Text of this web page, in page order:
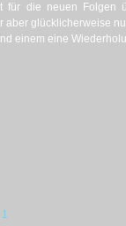
für die neuen Folgen
glücklicherweise
einem eine